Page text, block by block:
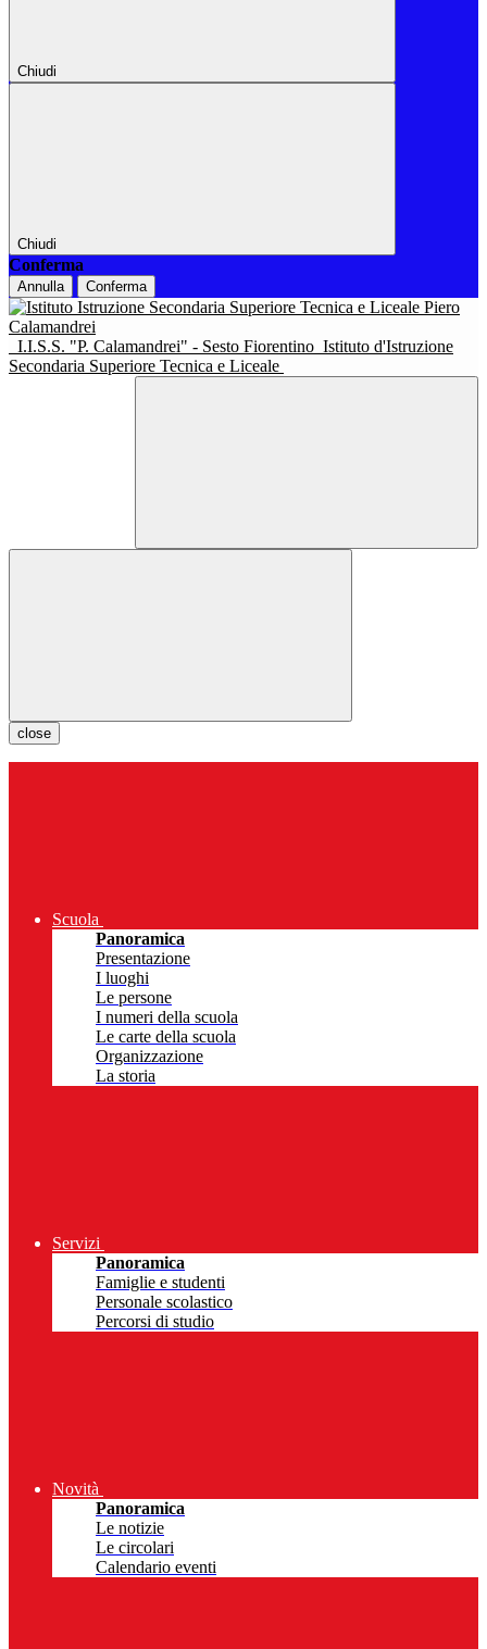
Chiudi
Chiudi
Conferma
Annulla Conferma
I.I.S.S. "P. Calamandrei" - Sesto Fiorentino Istituto d'Istruzione
Secondaria Superiore Tecnica e Liceale
close
Scuola
Panoramica
Presentazione
I luoghi
Le persone
I numeri della scuola
Le carte della scuola
Organizzazione
La storia
Servizi
Panoramica
Famiglie e studenti
Personale scolastico
Percorsi di studio
Novità
Panoramica
Le notizie
Le circolari
Calendario eventi